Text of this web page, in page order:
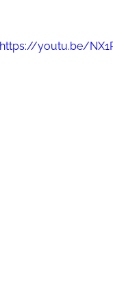
https://youtu.be/